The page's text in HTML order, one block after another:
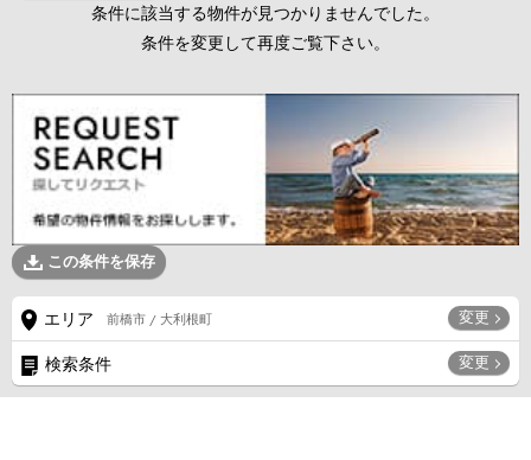
条件に該当する物件が見つかりませんでした。
条件を変更して再度ご覧下さい。
この条件を保存
エリア 前橋市 / 大利根町 変更
検索条件 変更